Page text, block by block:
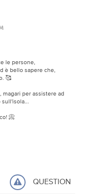
le persone,
è bello sapere che,
🥰
per assistere ad
📀
QUESTION